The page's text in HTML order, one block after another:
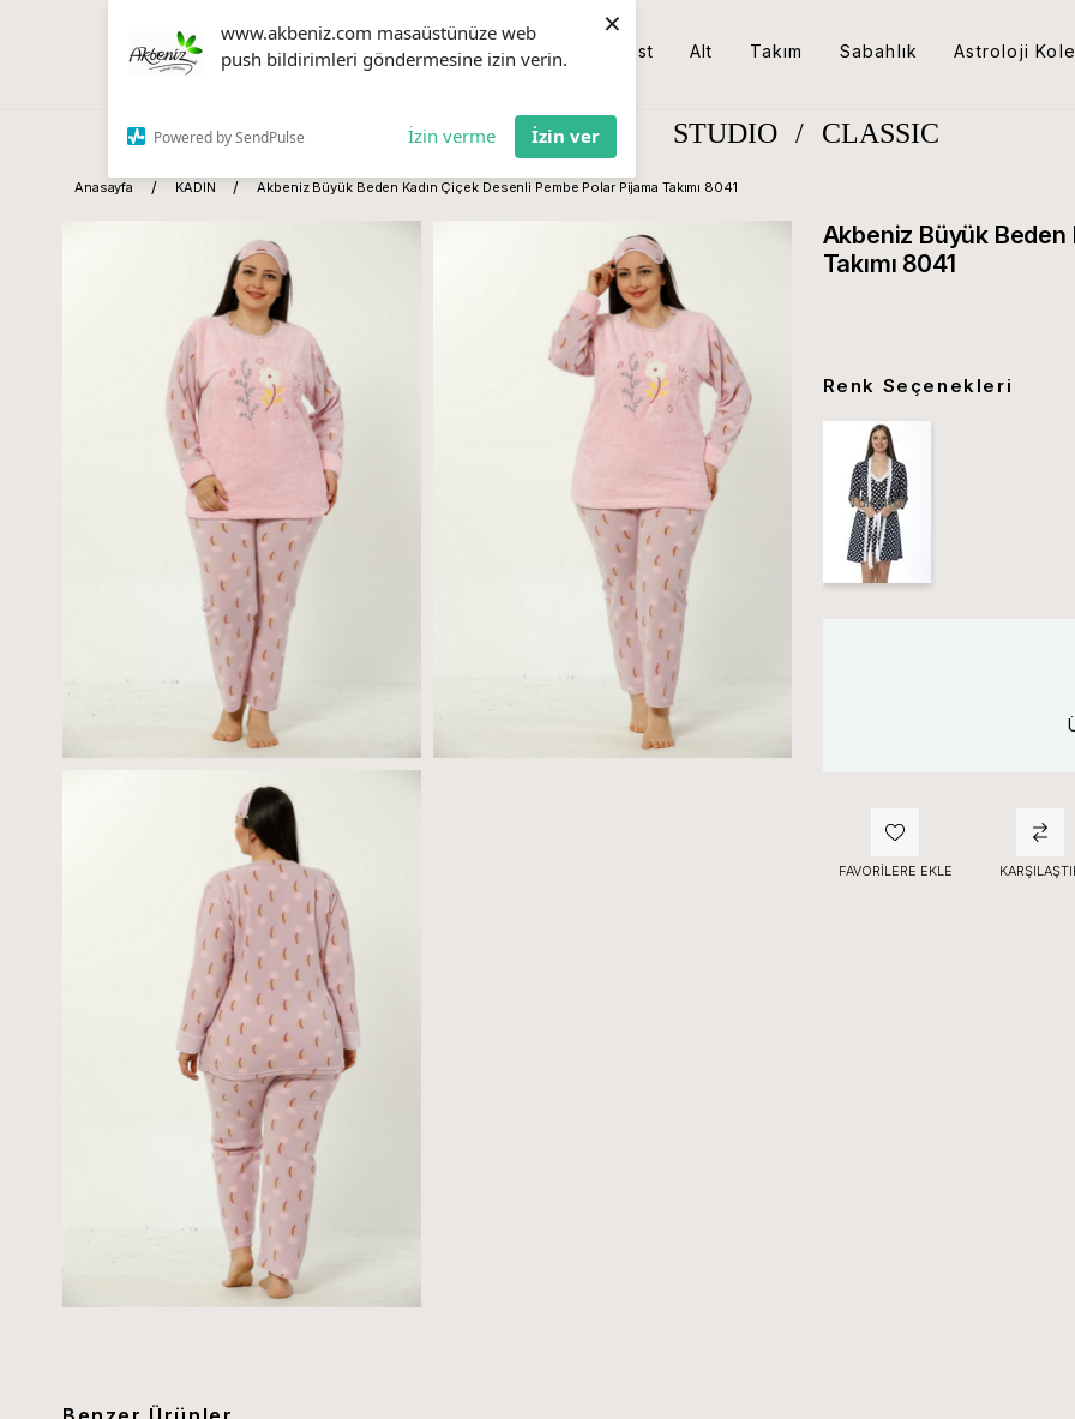
www.akbeniz.com masaüstünüze web
push bildirimleri göndermesine izin verin.
Powered by SendPulse İzin verme İzin ver
×
Üst Alt Takım Sabahlık Astroloji
STUDIO / CLASSIC
Anasayfa KADIN Akbeniz Büyük Beden Kadın Çiçek Desenli Pembe Polar Pijama Takımı 8041
Akbeniz Büyük Beden
Takımı 8041
Renk Seçenekleri
Tükendi
FAVORILERE EKLE